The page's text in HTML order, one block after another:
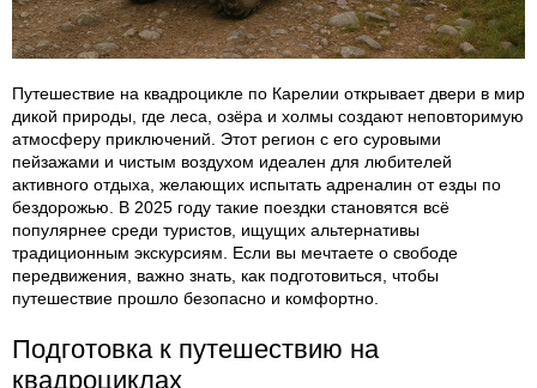
Путешествие на квадроцикле по Карелии открывает двери в мир
дикой природы, где леса, озёра и холмы создают неповторимую
атмосферу приключений. Этот регион с его суровыми
пейзажами и чистым воздухом идеален для любителей
активного отдыха, желающих испытать адреналин от езды по
бездорожью. В 2025 году такие поездки становятся всё
популярнее среди туристов, ищущих альтернативы
традиционным экскурсиям. Если вы мечтаете о свободе
передвижения, важно знать, как подготовиться, чтобы
путешествие прошло безопасно и комфортно.
Подготовка к путешествию на
квадроциклах